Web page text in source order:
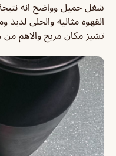
شغل جميل وواضح انه نتيجة
القهوه مثاليه والحلى لذيذ
تشيز مكان مريح والاهم من